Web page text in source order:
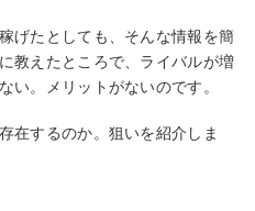
げたとしても、そんな情報を簡
教えたところで、ライバルが増
い。メリットがないのです。
在するのか。狙いを紹介しま